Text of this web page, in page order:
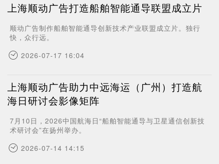
上海顺动广告打造船舶智能通导联盟成立片
顺动广告制作船舶智能通导创新技术产业联盟成立片。独行
快，众行远。
2026-07-17 16:04
上海顺动广告助力中远海运（广州）打造航
海日研讨会影像矩阵
7月10日，2026中国航海日“船舶智能通导与卫星通信创新技
术研讨会”在扬州举办。
2026-07-14 14:15